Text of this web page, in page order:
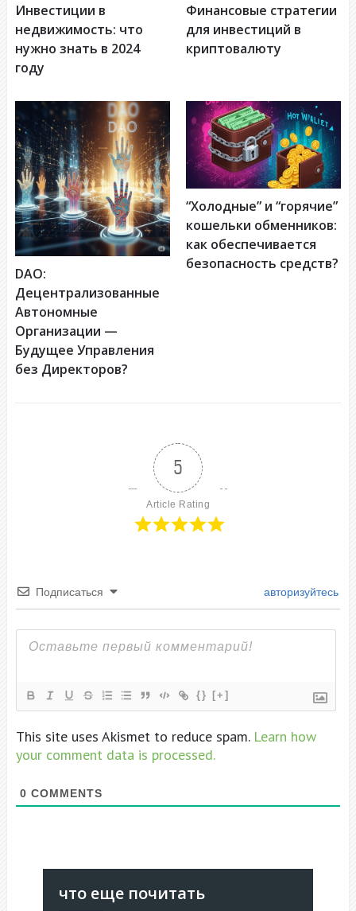
Инвестиции в
недвижимость: что
нужно знать в 2024
году
Финансовые стратегии
для инвестиций в
криптовалюту
DAO:
Децентрализованные
Автономные
Организации —
Будущее Управления
без Директоров?
“Холодные” и “горячие”
кошельки обменников:
как обеспечивается
безопасность средств?
5
Article Rating
Подписаться авторизуйтесь
{} [+]
This site uses Akismet to reduce spam. Learn how
your comment data is processed.
0 COMMENTS
что еще почитать